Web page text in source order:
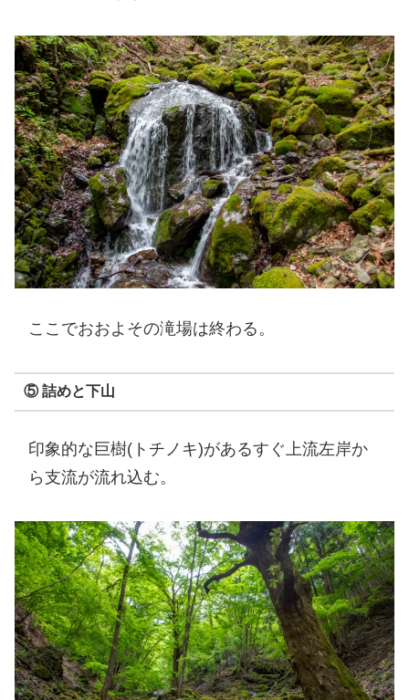
ここでおおよその滝場は終わる。
⑤ 詰めと下山
印象的な巨樹(トチノキ)があるすぐ上流左岸か
ら支流が流れ込む。